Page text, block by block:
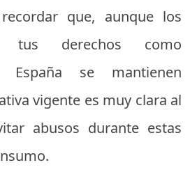
que, aunque los
tus derechos como
España se mantienen
vigente es muy clara al
abusos durante estas